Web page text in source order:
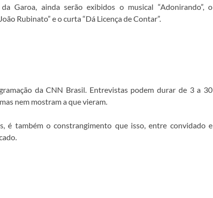
Garoa, ainda serão exibidos o musical “Adonirando”, o
Rubinato” e o curta “Dá Licença de Contar”.
da CNN Brasil. Entrevistas podem durar de 3 a 30
nem mostram a que vieram.
é também o constrangimento que isso, entre convidado e